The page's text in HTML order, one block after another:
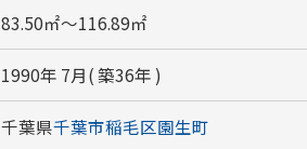
83.50㎡～116.89㎡
1990年 7月( 築36年 )
千葉県千葉市稲毛区園生町